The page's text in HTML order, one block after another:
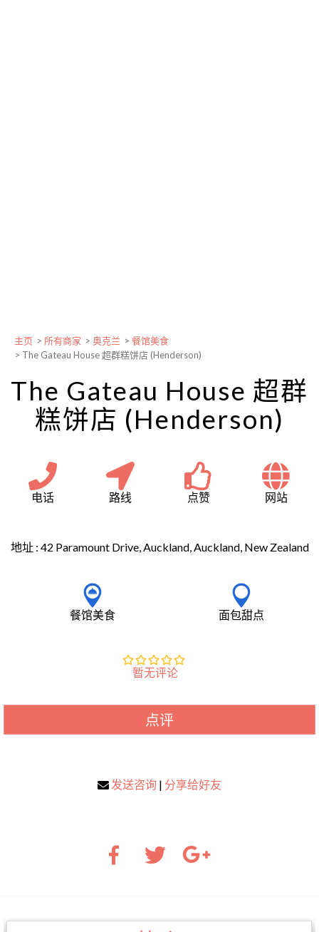
主页 > 所有商家 > 奥克兰 > 餐馆美食
> The Gateau House 超群糕饼店 (Henderson)
The Gateau House 超群
糕饼店 (Henderson)
电话 路线 点赞 网站
地址 : 42 Paramount Drive, Auckland, Auckland, New Zealand
餐馆美食 面包甜点
暂无评论
点评
发送咨询 | 分享给好友